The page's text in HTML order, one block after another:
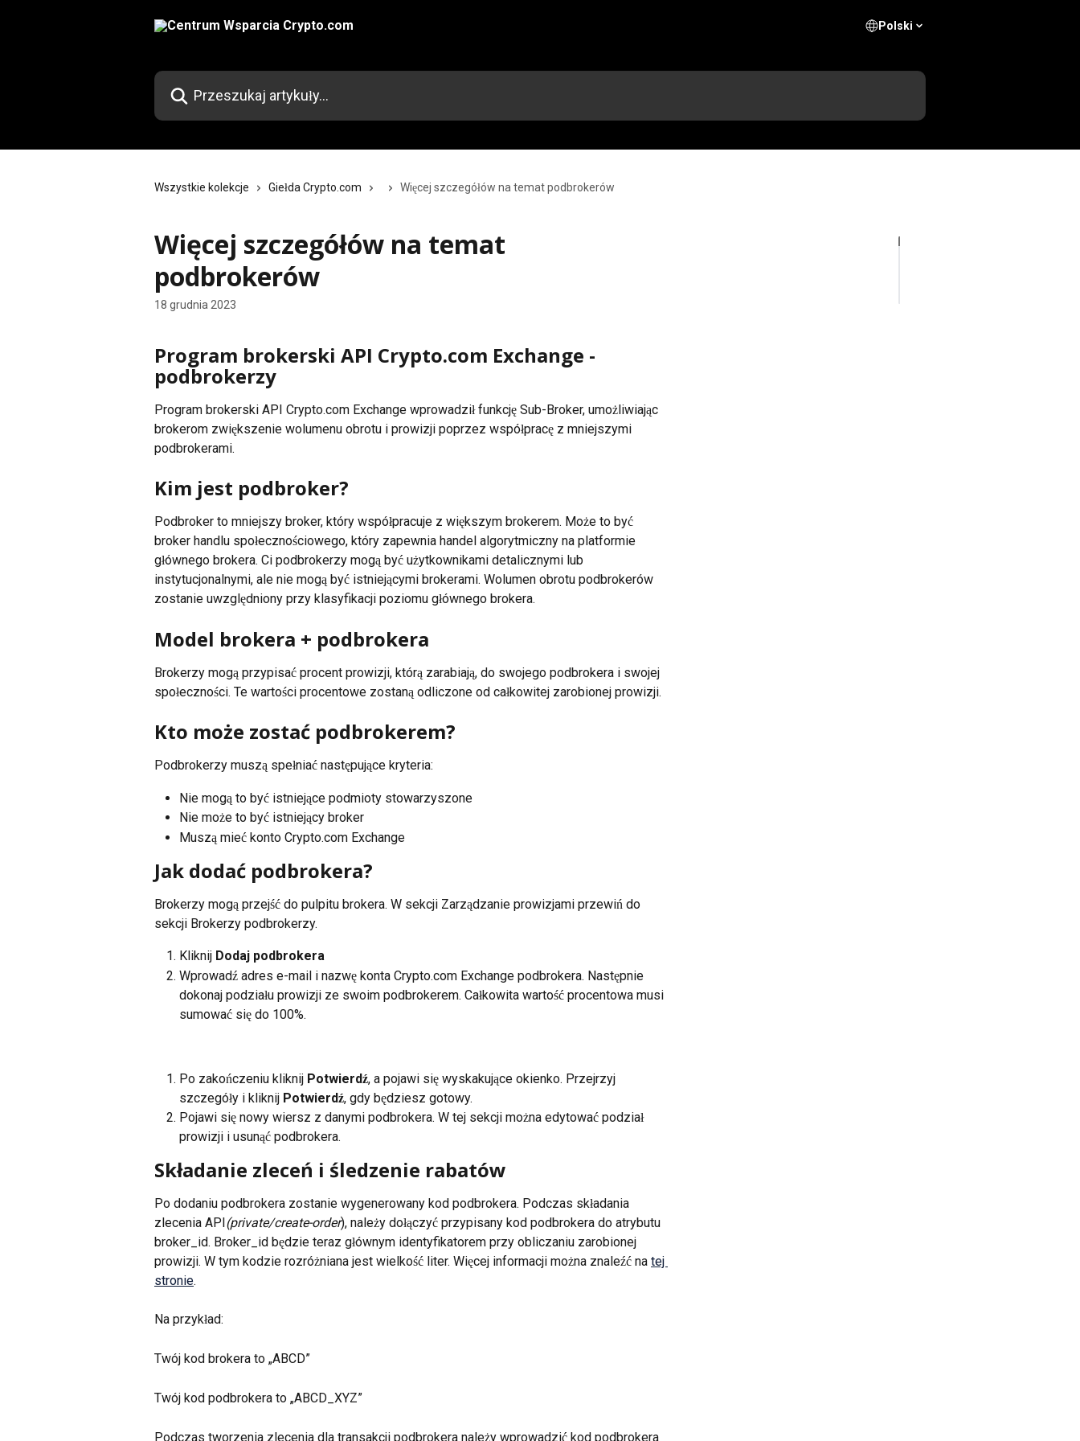
Polski
Przeszukaj artykuły...
Wszystkie kolekcje Giełda Crypto.com Więcej szczegółów na temat podbrokerów
Więcej szczegółów na temat
podbrokerów
18 grudnia 2023
Program brokerski API Crypto.com Exchange -
podbrokerzy
Program brokerski API Crypto.com Exchange wprowadził funkcję Sub-Broker, umożliwiając
brokerom zwiększenie wolumenu obrotu i prowizji poprzez współpracę z mniejszymi
podbrokerami.
Kim jest podbroker?
Podbroker to mniejszy broker, który współpracuje z większym brokerem. Może to być
broker handlu społecznościowego, który zapewnia handel algorytmiczny na platformie
głównego brokera. Ci podbrokerzy mogą być użytkownikami detalicznymi lub
instytucjonalnymi, ale nie mogą być istniejącymi brokerami. Wolumen obrotu podbrokerów
zostanie uwzględniony przy klasyfikacji poziomu głównego brokera.
Model brokera + podbrokera
Brokerzy mogą przypisać procent prowizji, którą zarabiają, do swojego podbrokera i swojej
społeczności. Te wartości procentowe zostaną odliczone od całkowitej zarobionej prowizji.
Kto może zostać podbrokerem?
Podbrokerzy muszą spełniać następujące kryteria:
Nie mogą to być istniejące podmioty stowarzyszone
Nie może to być istniejący broker
Muszą mieć konto Crypto.com Exchange
Jak dodać podbrokera?
Brokerzy mogą przejść do pulpitu brokera. W sekcji Zarządzanie prowizjami przewiń do
sekcji Brokerzy podbrokerzy.
Kliknij Dodaj podbrokera
Wprowadź adres e-mail i nazwę konta Crypto.com Exchange podbrokera. Następnie
dokonaj podziału prowizji ze swoim podbrokerem. Całkowita wartość procentowa musi
sumować się do 100%.
Po zakończeniu kliknij Potwierdź, a pojawi się wyskakujące okienko. Przejrzyj
szczegóły i kliknij Potwierdź, gdy będziesz gotowy.
Pojawi się nowy wiersz z danymi podbrokera. W tej sekcji można edytować podział
prowizji i usunąć podbrokera.
Składanie zleceń i śledzenie rabatów
Po dodaniu podbrokera zostanie wygenerowany kod podbrokera. Podczas składania
zlecenia API(private/create-order), należy dołączyć przypisany kod podbrokera do atrybutu
broker_id. Broker_id będzie teraz głównym identyfikatorem przy obliczaniu zarobionej
prowizji. W tym kodzie rozróżniana jest wielkość liter. Więcej informacji można znaleźć na tej
stronie.
Na przykład:
Twój kod brokera to „ABCD”
Twój kod podbrokera to „ABCD_XYZ”
Podczas tworzenia zlecenia dla transakcji podbrokera należy wprowadzić kod podbrokera